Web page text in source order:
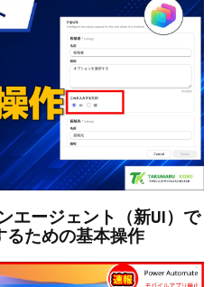
エージェント（新UI）で
るための基本操作